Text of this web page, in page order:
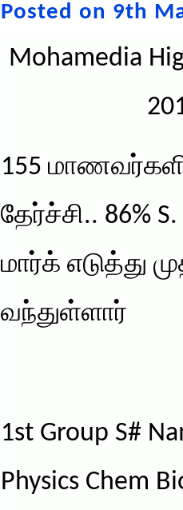
Posted on 9th
Mohamedia
155
தேர்ச்சி.. 86%
மார்க் எடுத்து
வந்துள்ளார்
1st Group S#
Physics Chem